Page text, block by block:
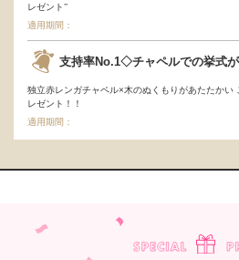
レゼント’’
適用期間：
支持率No.1◇チャペルでの挙式が
独立赤レンガチャペル×木のぬくもりがあたたかい
レゼント！！
適用期間：